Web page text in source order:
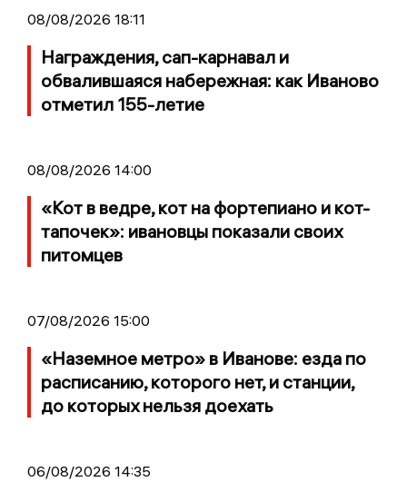
08/08/2026 18:11
Награждения, сап-карнавал и
обвалившаяся набережная: как Иваново
отметил 155-летие
08/08/2026 14:00
«Кот в ведре, кот на фортепиано и кот-
тапочек»: ивановцы показали своих
питомцев
07/08/2026 15:00
«Наземное метро» в Иванове: езда по
расписанию, которого нет, и станции,
до которых нельзя доехать
06/08/2026 14:35